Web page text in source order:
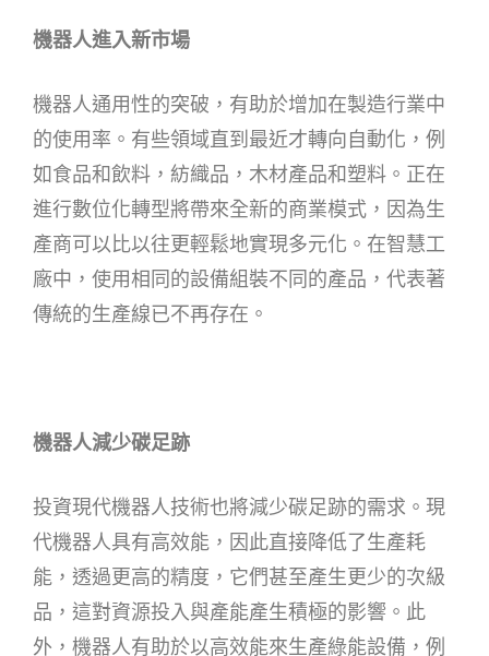
機器人進入新市場
機器人通用性的突破，有助於增加在製造行業中
的使用率。有些領域直到最近才轉向自動化，例
如食品和飲料，紡織品，木材產品和塑料。正在
進行數位化轉型將帶來全新的商業模式，因為生
產商可以比以往更輕鬆地實現多元化。在智慧工
廠中，使用相同的設備組裝不同的產品，代表著
傳統的生產線已不再存在。
機器人減少碳足跡
投資現代機器人技術也將減少碳足跡的需求。現
代機器人具有高效能，因此直接降低了生產耗
能，透過更高的精度，它們甚至產生更少的次級
品，這對資源投入與產能產生積極的影響。此
外，機器人有助於以高效能來生產綠能設備，例